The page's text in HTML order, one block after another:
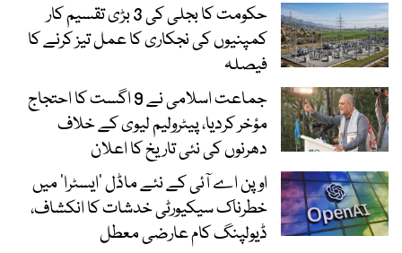
حکومت کا بجلی کی 3 بڑی تقسیم کار
کمپنیوں کی نجکاری کا عمل تیز کرنے کا
فیصلہ
جماعت اسلامی نے 9 اگست کا احتجاج
مؤخر کردیا، پیٹرولیم لیوی کے خلاف
دھرنوں کی نئی تاریخ کا اعلان
اوپن اے آئی کے نئے ماڈل ’ایسٹرا‘ میں
خطرناک سیکیورٹی خدشات کا انکشاف،
ڈیولپنگ کام عارضی معطل